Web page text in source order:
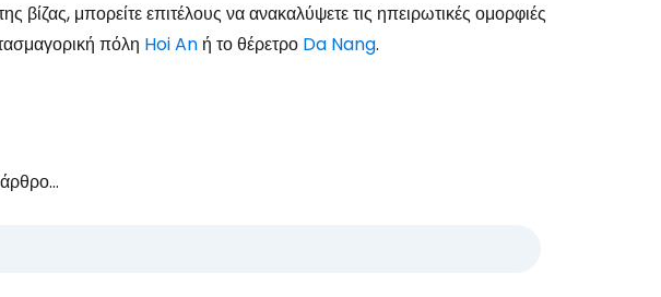
βίζας, μπορείτε επιτέλους να ανακαλύψετε τις ηπειρωτικές ομορφιές
πόλη Hoi An ή το θέρετρο Da Nang.